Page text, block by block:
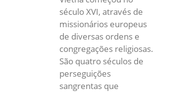
século XVI, através de
missionários europeus
de diversas ordens e
congregações religiosas.
São quatro séculos de
perseguições
sangrentas que